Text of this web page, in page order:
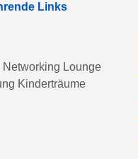
Links
Networking Lounge
Kinderträume